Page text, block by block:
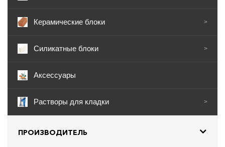
Керамические блоки >
Силикатные блоки >
Аксессуары
Растворы для кладки >
ПРОИЗВОДИТЕЛЬ